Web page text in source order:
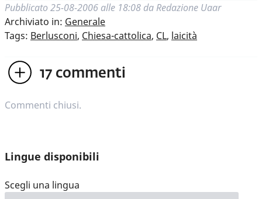
Pubblicato 25-08-2006 alle 18:08 da Redazione Uaar
Archiviato in: Generale
Tags: Berlusconi, Chiesa-cattolica, CL, laicità
17 commenti
Commenti chiusi.
Lingue disponibili
Scegli una lingua